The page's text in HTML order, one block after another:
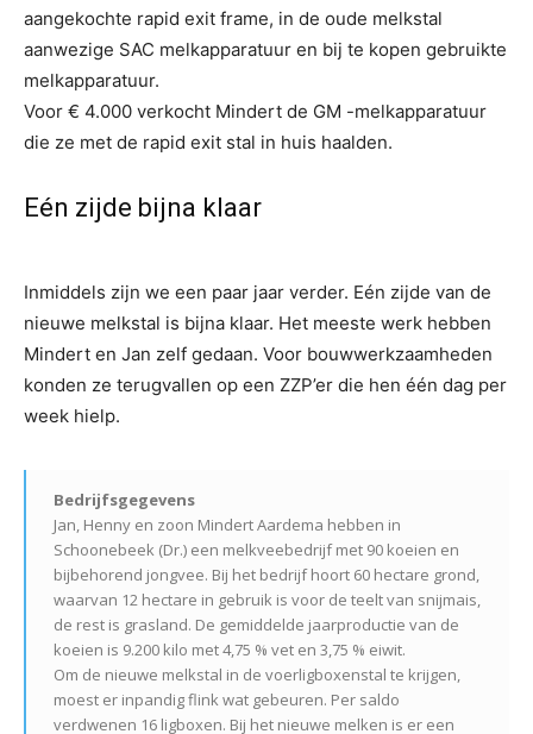
aangekochte rapid exit frame, in de oude melkstal
aanwezige SAC melkapparatuur en bij te kopen gebruikte
melkapparatuur.
Voor € 4.000 verkocht Mindert de GM -melkapparatuur
die ze met de rapid exit stal in huis haalden.
Eén zijde bijna klaar
Inmiddels zijn we een paar jaar verder. Eén zijde van de
nieuwe melkstal is bijna klaar. Het meeste werk hebben
Mindert en Jan zelf gedaan. Voor bouwwerkzaamheden
konden ze terugvallen op een ZZP’er die hen één dag per
week hielp.
Bedrijfsgegevens
Jan, Henny en zoon Mindert Aardema hebben in
Schoonebeek (Dr.) een melkveebedrijf met 90 koeien en
bijbehorend jongvee. Bij het bedrijf hoort 60 hectare grond,
waarvan 12 hectare in gebruik is voor de teelt van snijmais,
de rest is grasland. De gemiddelde jaarproductie van de
koeien is 9.200 kilo met 4,75 % vet en 3,75 % eiwit.
Om de nieuwe melkstal in de voerligboxenstal te krijgen,
moest er inpandig flink wat gebeuren. Per saldo
verdwenen 16 ligboxen. Bij het nieuwe melken is er een